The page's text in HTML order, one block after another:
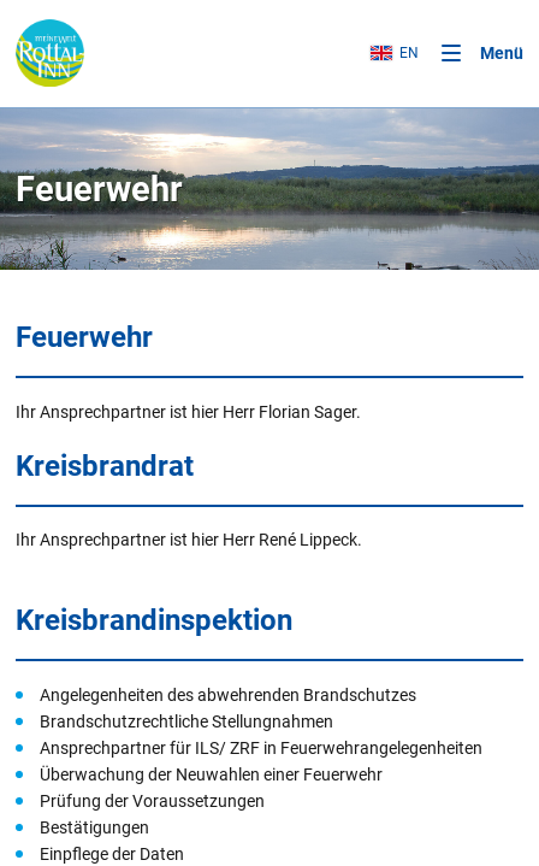
EN Menü
Feuerwehr
Feuerwehr
Ihr Ansprechpartner ist hier Herr Florian Sager.
Kreisbrandrat
Ihr Ansprechpartner ist hier Herr René Lippeck.
Kreisbrandinspektion
Angelegenheiten des abwehrenden Brandschutzes
Brandschutzrechtliche Stellungnahmen
Ansprechpartner für ILS/ ZRF in Feuerwehrangelegenheiten
Überwachung der Neuwahlen einer Feuerwehr
Prüfung der Voraussetzungen
Bestätigungen
Einpflege der Daten